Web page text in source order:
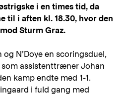
i en times tid, da
til i aften kl. 18.30, hvor den
Sturm Graz.
N’Doye en scoringsduel,
som assistenttræner Johan
kamp endte med 1-1.
i fuld gang med